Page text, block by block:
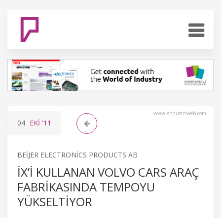
www.endustriweb.com
04 EKI '11
BEIJER ELECTRONICS PRODUCTS AB
IX’I KULLANAN VOLVO CARS ARAÇ
FABRIKASINDA TEMPOYU
YÜKSELTIYOR